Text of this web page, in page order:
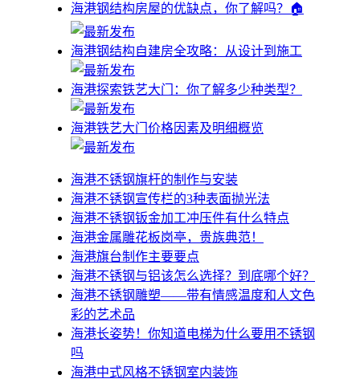
海港钢结构房屋的优缺点，你了解吗？🏠
海港钢结构自建房全攻略：从设计到施工
海港探索铁艺大门：你了解多少种类型？
海港铁艺大门价格因素及明细概览
海港不锈钢旗杆的制作与安装
海港不锈钢宣传栏的3种表面抛光法
海港不锈钢钣金加工冲压件有什么特点
海港金属雕花板岗亭，贵族典范！
海港旗台制作主要要点
海港不锈钢与铝该怎么选择？到底哪个好？
海港不锈钢雕塑——带有情感温度和人文色
彩的艺术品
海港​长姿势！你知道电梯为什么要用不锈钢
吗
海港中式风格不锈钢室内装饰